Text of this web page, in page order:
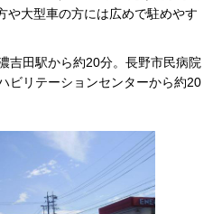
や大型車の方には広めで駐めやす
吉田駅から約20分。長野市民病院
ビリテーションセンターから約20